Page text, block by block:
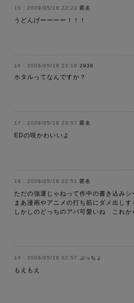
2009/05/18 22:23 匿名
うどんげーーーー！！！
2009/05/18 23:18 2936
ホタルってなんですか？
2009/05/18 23:57 匿名
EDの咲かわいいよ
2009/05/19 02:51 匿名
ただの強運じゃねって作中の書き込みシ
まあ漫画やアニメの打ち筋にダメ出し
しかしのどっちのアバ可愛いね これか
2009/05/19 02:57 ぷっちょ
もえもえ